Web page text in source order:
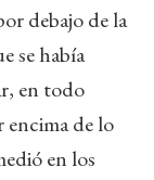
debajo de la
se había
en todo
encima de lo
en los